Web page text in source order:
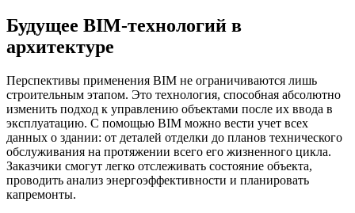
Будущее BIM-технологий в
архитектуре
Перспективы применения BIM не ограничиваются лишь
строительным этапом. Это технология, способная абсолютно
изменить подход к управлению объектами после их ввода в
эксплуатацию. С помощью BIM можно вести учет всех
данных о здании: от деталей отделки до планов технического
обслуживания на протяжении всего его жизненного цикла.
Заказчики смогут легко отслеживать состояние объекта,
проводить анализ энергоэффективности и планировать
капремонты.